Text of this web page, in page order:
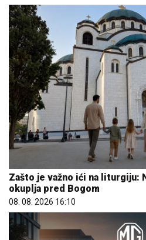
Zašto je važno ići na liturgiju:
okuplja pred Bogom
08. 08. 2026 16:10